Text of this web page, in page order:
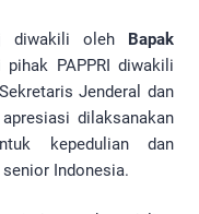
diwakili oleh Bapak
PAPPRI diwakili
Jenderal dan
dilaksanakan
kepedulian dan
Indonesia.